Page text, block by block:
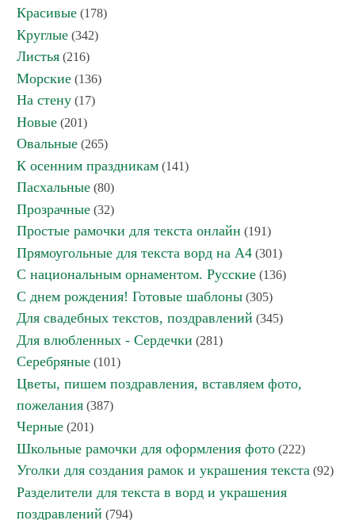
Красивые (178)
Круглые (342)
Листья (216)
Морские (136)
На стену (17)
Новые (201)
Овальные (265)
К осенним праздникам (141)
Пасхальные (80)
Прозрачные (32)
Простые рамочки для текста онлайн (191)
Прямоугольные для текста ворд на А4 (301)
С национальным орнаментом. Русские (136)
С днем рождения! Готовые шаблоны (305)
Для свадебных текстов, поздравлений (345)
Для влюбленных - Сердечки (281)
Серебряные (101)
Цветы, пишем поздравления, вставляем фото,
пожелания (387)
Черные (201)
Школьные рамочки для оформления фото (222)
Уголки для создания рамок и украшения текста (92)
Разделители для текста в ворд и украшения
поздравлений (794)